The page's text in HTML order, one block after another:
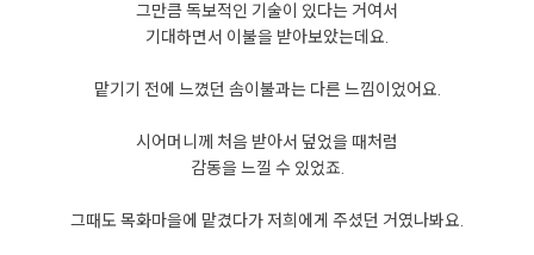
그만큼 독보적인 기술이 있다는 거여서
기대하면서 이불을 받아보았는데요.
맡기기 전에 느꼈던 솜이불과는 다른 느낌이었어요.
시어머니께 처음 받아서 덮었을 때처럼
감동을 느낄 수 있었죠.
그때도 목화마을에 맡겼다가 저희에게 주셨던 거였나봐요.